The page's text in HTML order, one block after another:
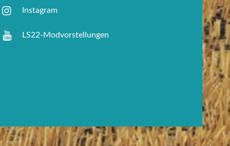
Back
To
Instagram
LS22-Modvorstellungen